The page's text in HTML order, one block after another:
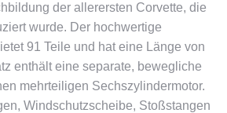
der allerersten Corvette, die
wurde. Der hochwertige
91 Teile und hat eine Länge von
enthält eine separate, bewegliche
mehrteiligen Sechszylindermotor.
Windschutzscheibe, Stoßstangen